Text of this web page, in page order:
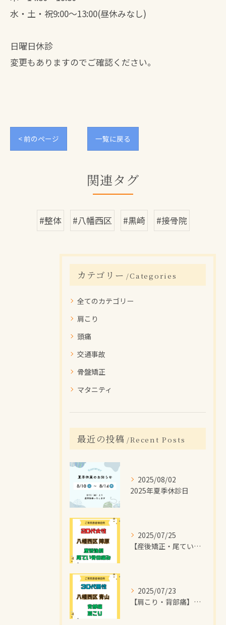
水・土・祝9:00～13:00(昼休みなし)
日曜日休診
変更もありますのでご確認ください。
< 前のページ 一覧に戻る
関連タグ
#整体 #八幡西区 #黒崎 #接骨院
カテゴリー Categories
全てのカテゴリー
肩こり
頭痛
交通事故
骨盤矯正
マタニティ
最近の投稿 Recent Posts
2025/08/02
2025年夏季休診日
2025/07/25
【産後矯正・尾てい骨の痛み】で【八幡西区陣原】より
2025/07/23
【肩こり・背部痛】で【八幡西区青山】より